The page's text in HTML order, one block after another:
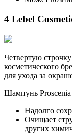
4 Lebel
Четвертую
косметического
для ухода за
Шампунь Proscenia
Надолго
Очищает
других